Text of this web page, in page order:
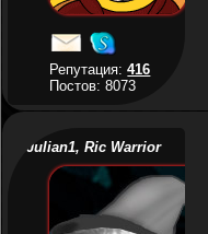
Репутация:416
Постов: 8073
Julian1, Ric Warrior